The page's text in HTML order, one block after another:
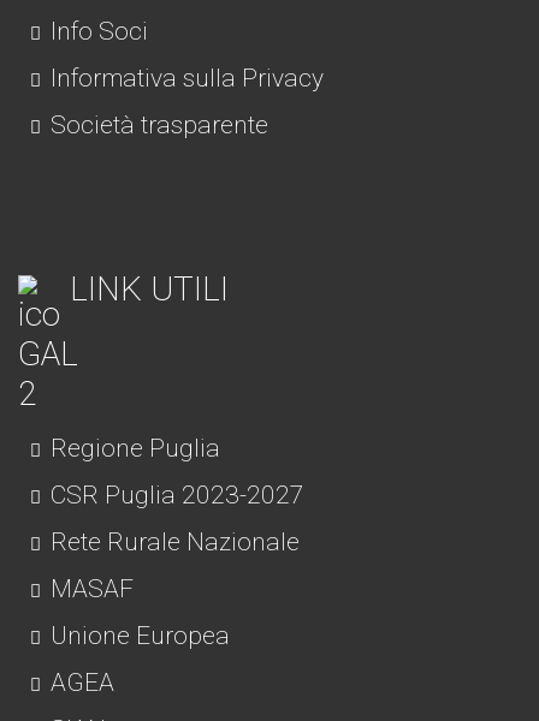
Info Soci
Informativa sulla Privacy
Società trasparente
LINK UTILI
Regione Puglia
CSR Puglia 2023-2027
Rete Rurale Nazionale
MASAF
Unione Europea
AGEA